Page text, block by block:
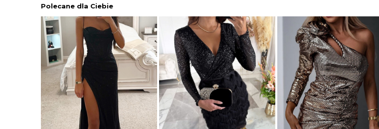
Polecane dla Ciebie